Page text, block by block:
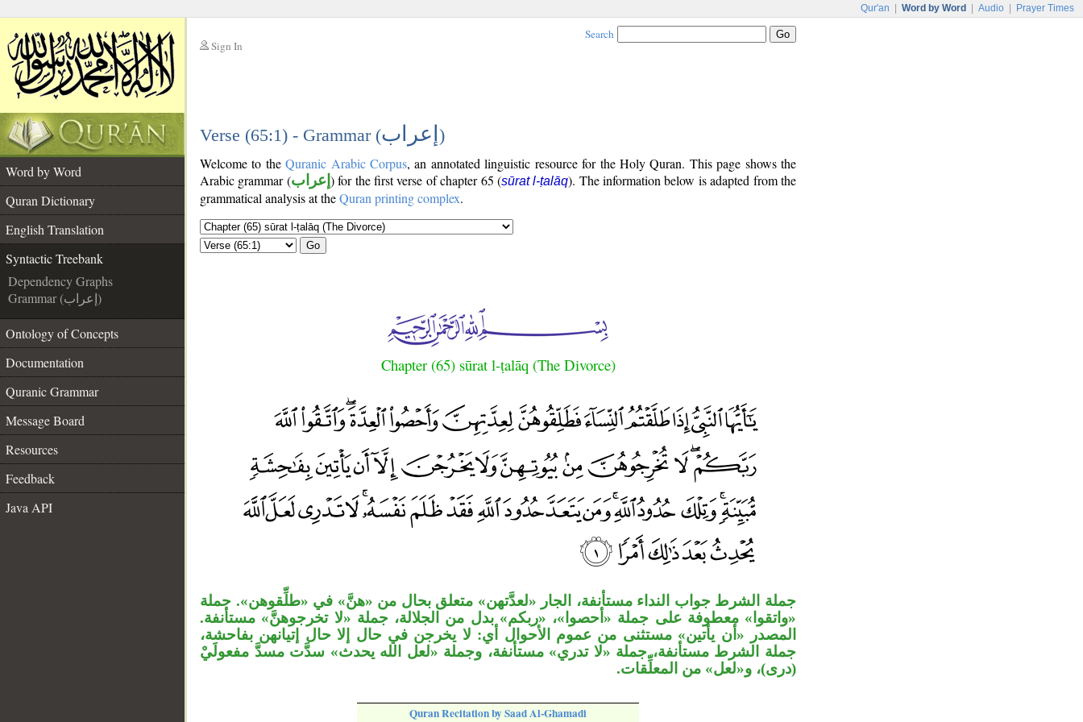
Qur'an Word by Word Audio Prayer Times
Sign In
Search
Verse (65:1) - Grammar (إعراب )
Word by Word
Quran Dictionary
English Translation
Syntactic Treebank
Dependency Graphs
Grammar (إعراب)
Ontology of Concepts
Documentation
Quranic Grammar
Message Board
Resources
Feedback
Java API
Welcome to theQuranic Arabic Corpus, an annotated linguistic resource for the Holy Quran. This page shows the
Arabic grammar (إعراب ) for the first verse of chapter 65 (sūrat l-ṭalāq). The information below is adapted from the
grammatical analysis at theQuran printing complex.
Go
Chapter (65) sūrat l-ṭalāq (The Divorce)
جملة الشرط جواب النداء مستأنفة، الجار «لعدَّتهن» متعلق بحال من «هنَّ» في «طلِّقوهن». جملة
«واتقوا» معطوفة على جملة «أحصوا»، «ربكم» بدل من الجلالة، جملة «لا تخرجوهنَّ» مستأنفة.
المصدر «أن يأتين» مستثنى من عموم الأحوال أي: لا يخرجن في حال إلا حال إتيانهن بفاحشة،
جملة الشرط مستأنفة، جملة «لا تدري» مستأنفة، وجملة «لعل الله يحدث» سدَّت مسدَّ مفعولَيْ
(درى)، و«لعل» من المعلِّقات.
Quran Recitation by Saad Al-Ghamadi